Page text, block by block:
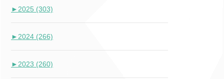
►2025 (303)
►2024 (266)
►2023 (260)